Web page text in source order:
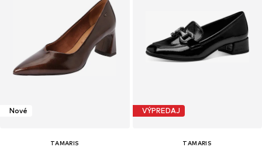
Nové
TAMARIS
VÝPREDAJ
TAMARIS